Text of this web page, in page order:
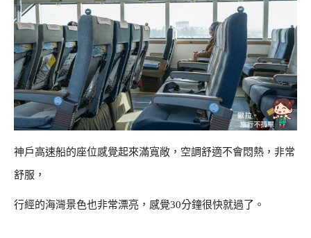
神戶高速船的座位感覺起來滿寬敞，空調舒適不會悶熱，非常
舒服，
行經的海灣景色也非常漂亮，感覺30分鐘很快就過了。